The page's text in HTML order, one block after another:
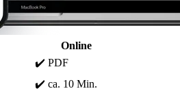
Online
✔️ PDF
✔️ ca. 10 Min.